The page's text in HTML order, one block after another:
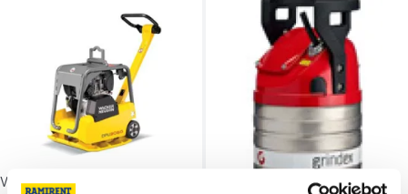
Vibrating blades and plates